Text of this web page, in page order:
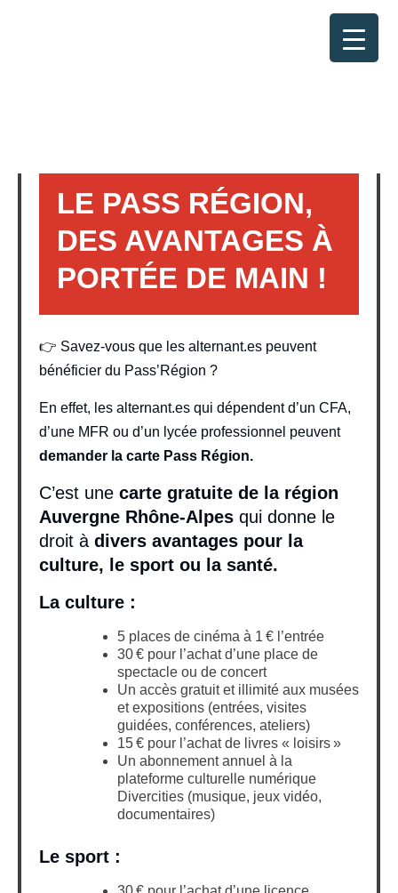
LE PASS RÉGION,
DES AVANTAGES À
PORTÉE DE MAIN !
👉 Savez-vous que les alternant.es peuvent
bénéficier du Pass’Région ?
En effet, les alternant.es qui dépendent d’un CFA,
d’une MFR ou d’un lycée professionnel peuvent
demander la carte Pass Région.
C’est une carte gratuite de la région
Auvergne Rhône-Alpes qui donne le
droit à divers avantages pour la
culture, le sport ou la santé.
La culture :
5 places de cinéma à 1 € l’entrée
30 € pour l’achat d’une place de
spectacle ou de concert
Un accès gratuit et illimité aux musées
et expositions (entrées, visites
guidées, conférences, ateliers)
15 € pour l’achat de livres « loisirs »
Un abonnement annuel à la
plateforme culturelle numérique
Divercities (musique, jeux vidéo,
documentaires)
Le sport :